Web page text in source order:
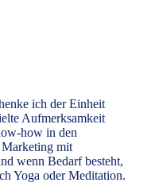
ich der Einheit
Aufmerksamkeit
how in den
mit
wenn Bedarf besteht,
Yoga oder Meditation.